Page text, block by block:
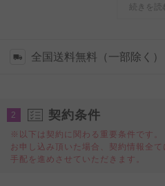
せてお届け先の形式に従った
一般的なお仕立て・ご予算の
場でのお通夜や告別式お届け
薦めの商品です。
続きを読む
全国送料無料（一部除く）
2 契約条件
※以下は契約に関わる重要条件です。
お申し込み頂いた場合、契約情報全
手配を進めさせていただきます。